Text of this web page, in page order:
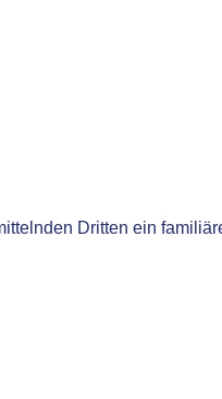
Dritten ein